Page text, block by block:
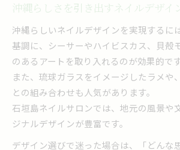
沖縄らしさを引き出すネイルデザイ
沖縄らしいネイルデザインを実現するに
基調に、シーサーやハイビスカス、貝殻
のあるアートを取り入れるのが効果的です
また、琉球ガラスをイメージしたラメや
との組み合わせも人気があります。
石垣島ネイルサロンでは、地元の風景や
ジナルデザインが豊富です。
デザイン選びで迷った場合は、「どんな